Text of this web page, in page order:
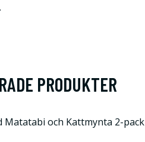
PRODUKTER